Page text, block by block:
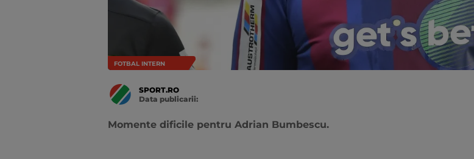
FOTBAL INTERN
SPORT.RO
Data publicarii:
Momente dificile pentru Adrian Bumbescu.